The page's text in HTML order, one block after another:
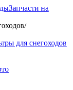
Запчасти на
/
для снегоходов